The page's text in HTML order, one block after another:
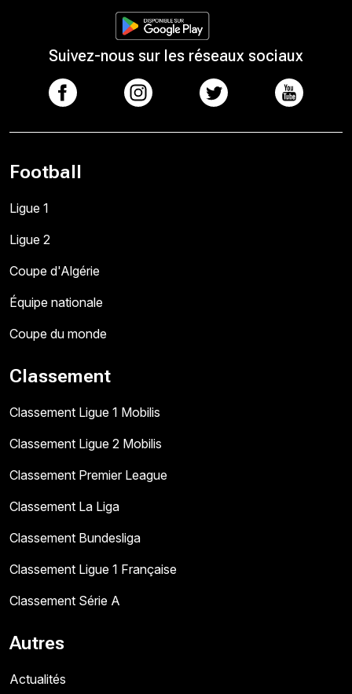
Suivez-nous sur les réseaux sociaux
Football
Ligue 1
Ligue 2
Coupe d'Algérie
Équipe nationale
Coupe du monde
Classement
Classement Ligue 1 Mobilis
Classement Ligue 2 Mobilis
Classement Premier League
Classement La Liga
Classement Bundesliga
Classement Ligue 1 Française
Classement Série A
Autres
Actualités